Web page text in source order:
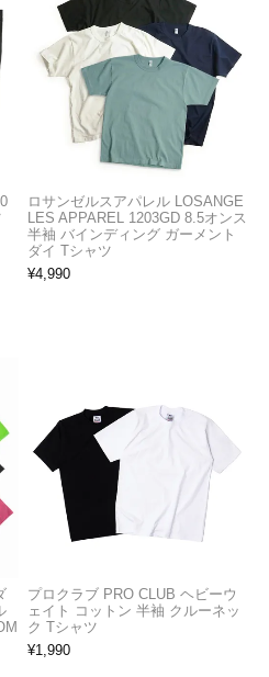
ロサンゼルスアパレル LOSANGE
LES APPAREL 1203GD 8.5オンス
半袖 バインディング ガーメント
ダイ Tシャツ
¥4,990
プロクラブ PRO CLUB ヘビーウ
ェイト コットン 半袖 クルーネッ
ク Tシャツ
¥1,990